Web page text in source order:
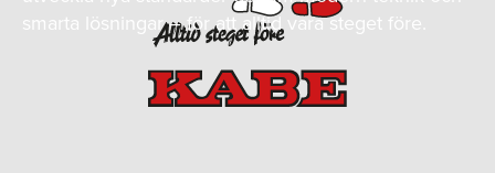
smarta lösningar – för att alltid vara steget före.